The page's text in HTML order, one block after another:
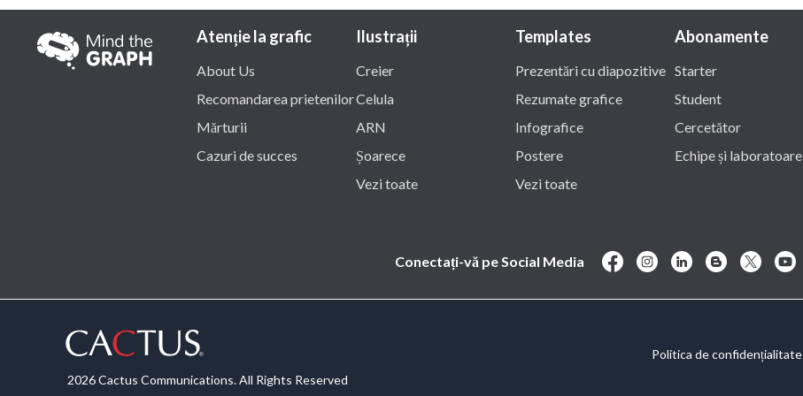
Atenție la grafic
About Us
Recomandarea prietenilor
Mărturii
Cazuri de succes
Ilustrații
Creier
Celula
ARN
Șoarece
Vezi toate
Templates
Prezentări cu diapozitive
Rezumate grafice
Infografice
Postere
Vezi toate
Abonamente
Starter
Student
Cercetător
Echipe și laboratoare
Conectați-vă pe Social Media
2026 Cactus Communications. All Rights Reserved
Politica de confidențialitate